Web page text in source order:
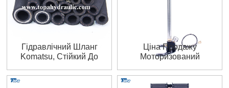
Гідравлічний Шланг
Komatsu, Стійкий До
Ціна Продажу
Моторизований
Насос З ПК Канада